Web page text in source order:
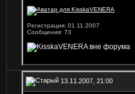
Регистрация: 01.11.2007
Сообщения: 73
13.11.2007, 21:00